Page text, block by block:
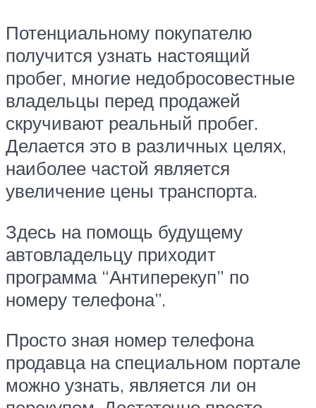
Потенциальному покупателю
получится узнать настоящий
пробег, многие недобросовестные
владельцы перед продажей
скручивают реальный пробег.
Делается это в различных целях,
наиболее частой является
увеличение цены транспорта.
Здесь на помощь будущему
автовладельцу приходит
программа “Антиперекуп” по
номеру телефона”.
Просто зная номер телефона
продавца на специальном портале
можно узнать, является ли он